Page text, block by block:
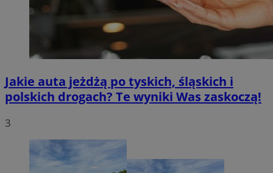
Jakie auta jeżdżą po tyskich, śląskich i
polskich drogach? Te wyniki Was zaskoczą!
3